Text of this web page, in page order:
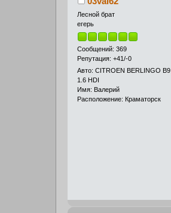
Лесной брат
егерь
Сообщений: 369
Репутация: +41/-0
Авто: CITROEN BERLINGO B9
1.6 HDI
Имя: Валерий
Расположение: Краматорск